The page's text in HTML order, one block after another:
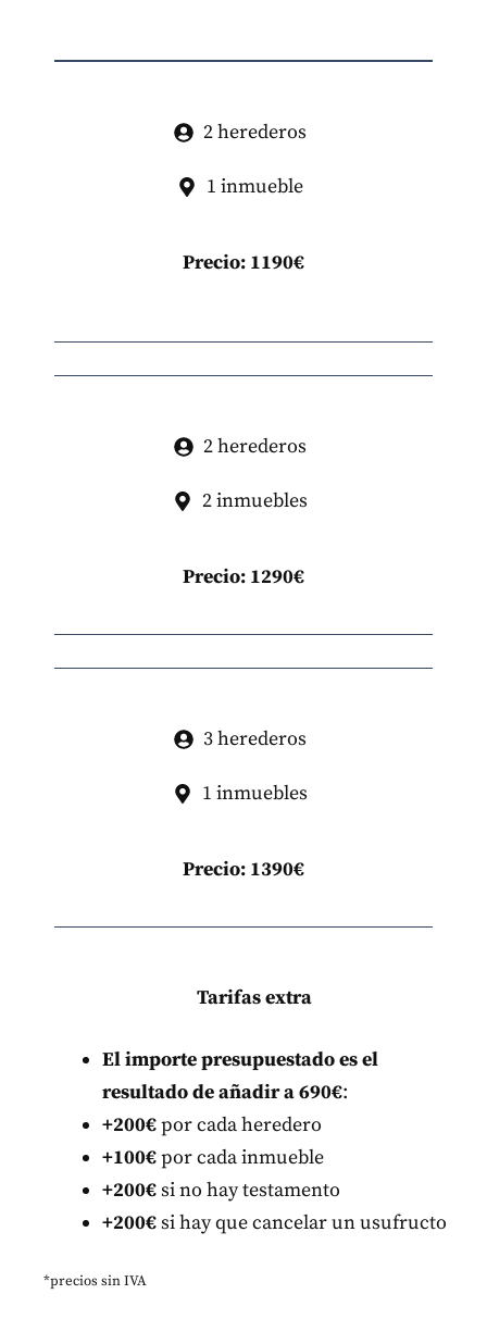
2 herederos
1 inmueble
Precio: 1190€
2 herederos
2 inmuebles
Precio: 1290€
3 herederos
1 inmuebles
Precio: 1390€
Tarifas extra
El importe presupuestado es el
resultado de añadir a 690€:
+200€por cada heredero
+100€por cada inmueble
+200€si no hay testamento
+200€si hay que cancelar un usufructo
*precios sin IVA